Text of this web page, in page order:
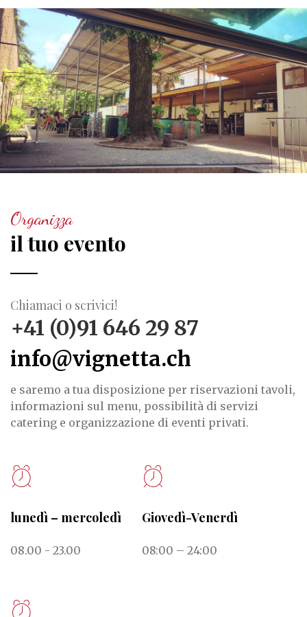
Organizza
il tuo evento
Chiamaci o scrivici!
+41 (0)91 646 29 87
info@vignetta.ch
e saremo a tua disposizione per riservazioni tavoli,
informazioni sul menu, possibilità di servizi
catering e organizzazione di eventi privati.
lunedì – mercoledì
08.00 - 23.00
Giovedì-Venerdì
08:00 – 24:00